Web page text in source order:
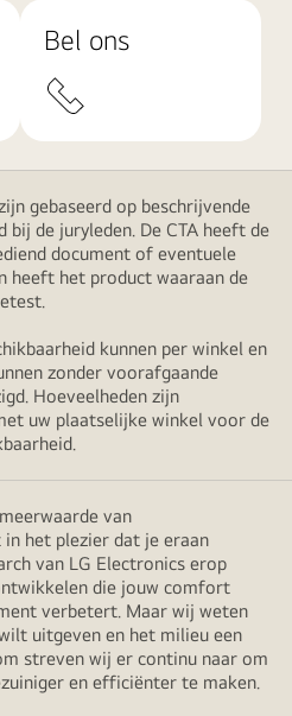
Bel ons
gebaseerd op beschrijvende
bij de juryleden. De CTA heeft de
document of eventuele
heeft het product waaraan de
kunnen per winkel en
zonder voorafgaande
Hoeveelheden zijn
uw plaatselijke winkel voor de
van
het plezier dat je eraan
van LG Electronics erop
die jouw comfort
verbetert. Maar wij weten
uitgeven en het milieu een
streven wij er continu naar om
en efficiënter te maken.